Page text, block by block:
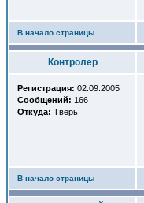
В начало страницы
Контролер
Регистрация: 02.09.2005
Сообщений: 166
Откуда: Тверь
В начало страницы